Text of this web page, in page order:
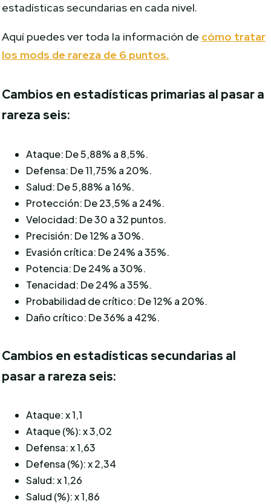
estadísticas secundarias en cada nivel.
Aquí puedes ver toda la información de cómo tratar
los mods de rareza de 6 puntos.
Cambios en estadísticas primarias al pasar a
rareza seis:
Ataque: De 5,88% a 8,5%.
Defensa: De 11,75% a 20%.
Salud: De 5,88% a 16%.
Protección: De 23,5% a 24%.
Velocidad: De 30 a 32 puntos.
Precisión: De 12% a 30%.
Evasión crítica: De 24% a 35%.
Potencia: De 24% a 30%.
Tenacidad: De 24% a 35%.
Probabilidad de crítico: De 12% a 20%.
Daño crítico: De 36% a 42%.
Cambios en estadísticas secundarias al
pasar a rareza seis:
Ataque: x 1,1
Ataque (%): x 3,02
Defensa: x 1,63
Defensa (%): x 2,34
Salud: x 1,26
Salud (%): x 1,86